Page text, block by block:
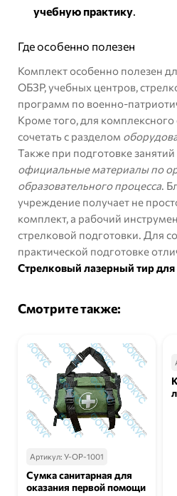
учебную практику.
Где особенно полезен
Комплект особенно полезен
ОБЗР, учебных центров,
программ по военно-
Кроме того, для
сочетать с разделом
Также при подготовке
официальные материалы по
образовательного процесса.
учреждение получает не
комплект, а рабочий
стрелковой подготовки. Для
практической подготовке
Стрелковый лазерный тир
Смотрите также:
Артикул: У-ОР-1001
Сумка санитарная для
оказания первой помощи